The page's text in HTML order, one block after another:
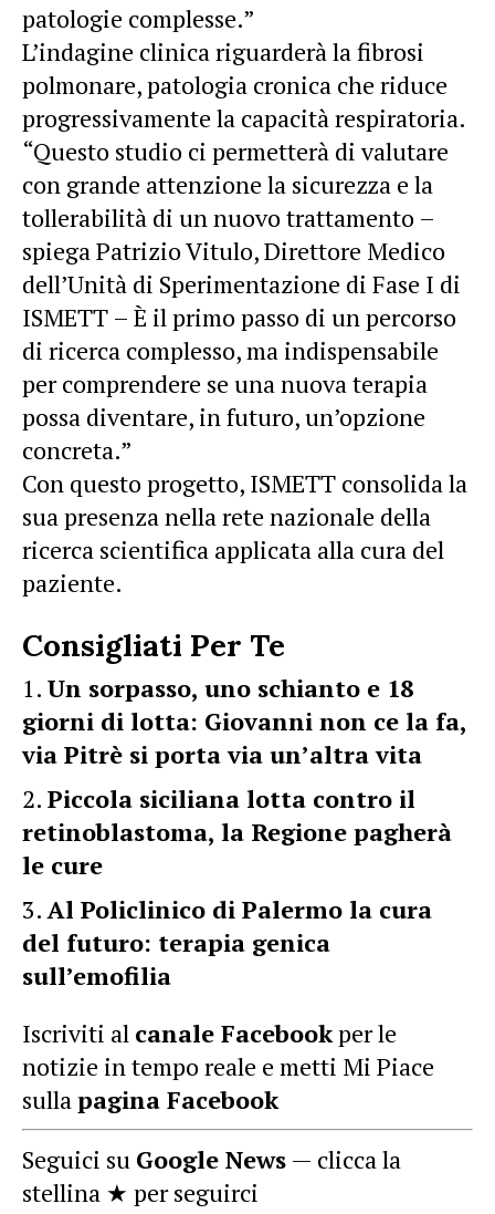
patologie complesse.”
L’indagine clinica riguarderà la fibrosi
polmonare, patologia cronica che riduce
progressivamente la capacità respiratoria.
“Questo studio ci permetterà di valutare
con grande attenzione la sicurezza e la
tollerabilità di un nuovo trattamento –
spiega Patrizio Vitulo, Direttore Medico
dell’Unità di Sperimentazione di Fase I di
ISMETT – È il primo passo di un percorso
di ricerca complesso, ma indispensabile
per comprendere se una nuova terapia
possa diventare, in futuro, un’opzione
concreta.”
Con questo progetto, ISMETT consolida la
sua presenza nella rete nazionale della
ricerca scientifica applicata alla cura del
paziente.
Consigliati Per Te
Un sorpasso, uno schianto e 18
giorni di lotta: Giovanni non ce la fa,
via Pitrè si porta via un’altra vita
Piccola siciliana lotta contro il
retinoblastoma, la Regione pagherà
le cure
Al Policlinico di Palermo la cura
del futuro: terapia genica
sull’emofilia
Iscriviti al canale Facebookper le
notizie in tempo reale e metti Mi Piace
sullapagina Facebook
Seguici su Google News — clicca la
stellina ★ per seguirci